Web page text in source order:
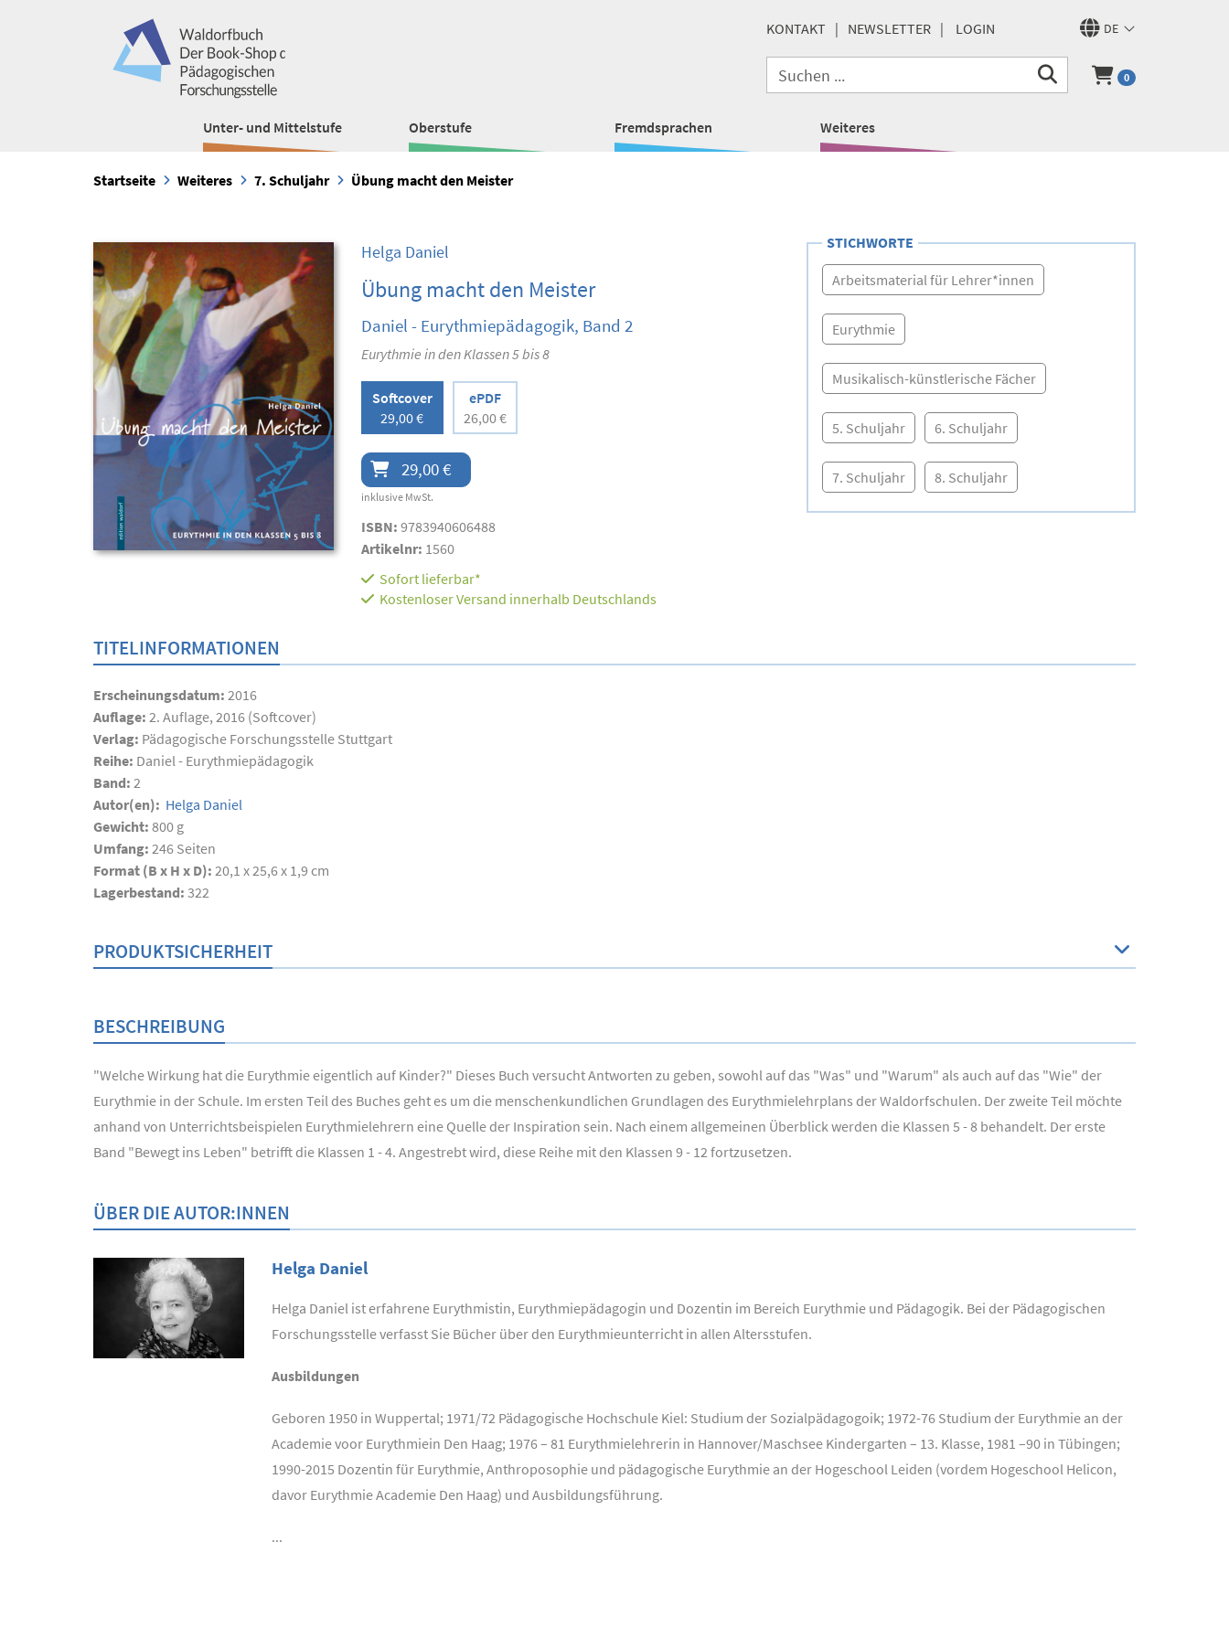
DE
KONTAKT NEWSLETTER LOGIN
0
Unter- und Mittelstufe Oberstufe Fremdsprachen Weiteres
Startseite Weiteres 7. Schuljahr Übung macht den Meister
Helga Daniel
Übung macht den Meister
Daniel - Eurythmiepädagogik, Band 2
Eurythmie in den Klassen 5 bis 8
Softcover
29,00 €
ePDF
26,00 €
29,00 €
inklusive MwSt.
ISBN: 9783940606488
Artikelnr: 1560
Sofort lieferbar*
Kostenloser Versand innerhalb Deutschlands
STICHWORTE
Arbeitsmaterial für Lehrer*innen
Eurythmie
Musikalisch-künstlerische Fächer
5. Schuljahr 6. Schuljahr
7. Schuljahr 8. Schuljahr
TITELINFORMATIONEN
Erscheinungsdatum: 2016
Auflage: 2. Auflage, 2016 (Softcover)
Verlag: Pädagogische Forschungsstelle Stuttgart
Reihe: Daniel - Eurythmiepädagogik
Band: 2
Autor(en): Helga Daniel
Gewicht: 800 g
Umfang: 246 Seiten
Format (B x H x D): 20,1 x 25,6 x 1,9 cm
Lagerbestand: 322
PRODUKTSICHERHEIT
BESCHREIBUNG
"Welche Wirkung hat die Eurythmie eigentlich auf Kinder?" Dieses Buch versucht Antworten zu geben, sowohl auf das "Was" und "Warum" als auch auf das "Wie" der
Eurythmie in der Schule. Im ersten Teil des Buches geht es um die menschenkundlichen Grundlagen des Eurythmielehrplans der Waldorfschulen. Der zweite Teil möchte
anhand von Unterrichtsbeispielen Eurythmielehrern eine Quelle der Inspiration sein. Nach einem allgemeinen Überblick werden die Klassen 5 - 8 behandelt. Der erste
Band "Bewegt ins Leben" betrifft die Klassen 1 - 4. Angestrebt wird, diese Reihe mit den Klassen 9 - 12 fortzusetzen.
ÜBER DIE AUTOR:INNEN
Helga Daniel
Helga Daniel ist erfahrene Eurythmistin, Eurythmiepädagogin und Dozentin im Bereich Eurythmie und Pädagogik. Bei der Pädagogischen
Forschungsstelle verfasst Sie Bücher über den Eurythmieunterricht in allen Altersstufen.
Ausbildungen
Geboren 1950 in Wuppertal; 1971/72 Pädagogische Hochschule Kiel: Studium der Sozialpädagogoik; 1972-76 Studium der Eurythmie an der
Academie voor Eurythmiein Den Haag; 1976 – 81 Eurythmielehrerin in Hannover/Maschsee Kindergarten – 13. Klasse, 1981 –90 in Tübingen;
1990-2015 Dozentin für Eurythmie, Anthroposophie und pädagogische Eurythmie an der Hogeschool Leiden (vordem Hogeschool Helicon,
davor Eurythmie Academie Den Haag) und Ausbildungsführung.
...